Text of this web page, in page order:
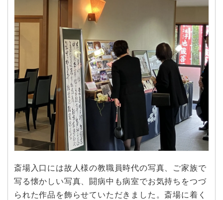
斎場入口には故人様の教職員時代の写真、ご家族で
写る懐かしい写真、闘病中も病室でお気持ちをつづ
られた作品を飾らせていただきました。斎場に着く